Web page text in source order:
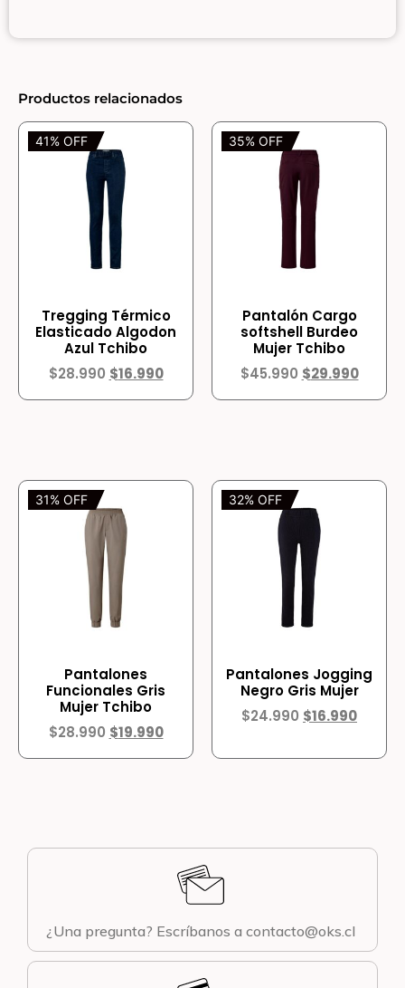
Productos relacionados
41% OFF
Tregging Térmico
Elasticado Algodon
Azul Tchibo
$28.990 $16.990
35% OFF
Pantalón Cargo
softshell Burdeo
Mujer Tchibo
$45.990 $29.990
31% OFF
Pantalones
Funcionales Gris
Mujer Tchibo
$28.990 $19.990
32% OFF
Pantalones Jogging
Negro Gris Mujer
$24.990 $16.990
¿Una pregunta? Escríbanos a contacto@oks.cl